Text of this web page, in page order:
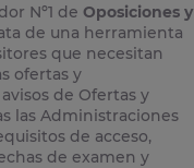
Nº1 de Oposiciones y
de una herramienta
que necesitan
ofertas y
de Ofertas y
las Administraciones
de acceso,
de examen y